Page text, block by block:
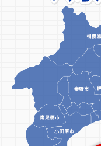
アクローザーの故
2026.01.10
新年のご挨拶 ＆
よる玄関解錠・鍵